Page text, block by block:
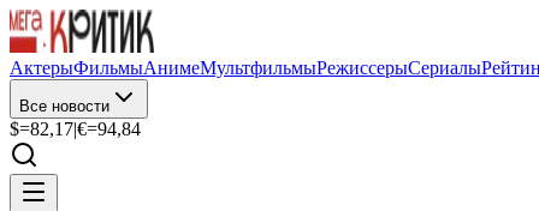
АктерыФильмыАнимеМультфильмыРежиссерыСериалы
Все новости
$=82,17|€=94,84